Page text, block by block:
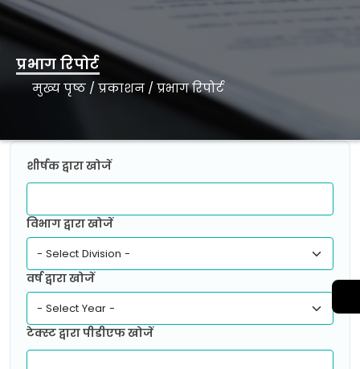
प्रभाग रिपोर्ट
मुख्य पृष्ठ /प्रकाशन /प्रभाग रिपोर्ट
शीर्षक द्वारा खोजें
विभाग द्वारा खोजें
वर्ष द्वारा खोजें
टेक्स्ट द्वारा पीडीएफ खोजें